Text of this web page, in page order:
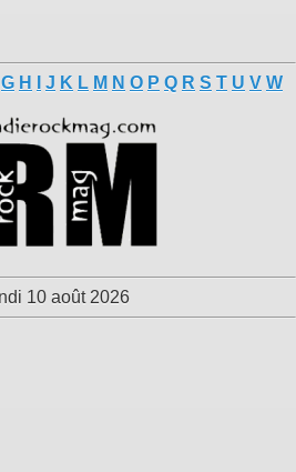
G H J K L M N O P Q R S T U V W